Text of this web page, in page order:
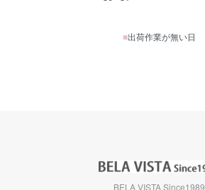
■出荷作業が無い日
BELA VISTA Since1989